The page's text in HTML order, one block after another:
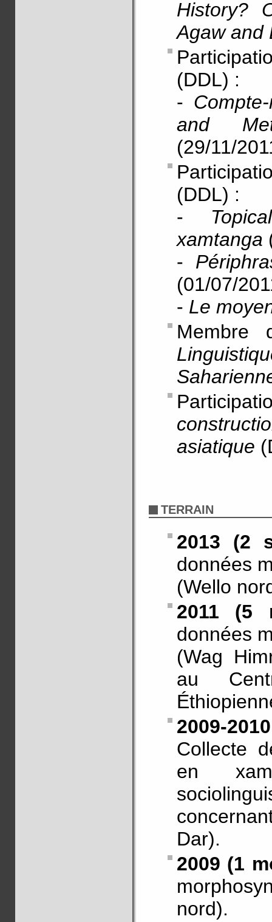
History?
Agaw and
(DDL) :
-
and
(29/11/
(DDL) :
-
xamtanga
-
(01/07/
- Le
asiatique
TERRAIN
2013 (2
données
(Wello
2011 (5
données
(Wag
au
2009-
Collecte
en
Dar).
2009 (1
nord).